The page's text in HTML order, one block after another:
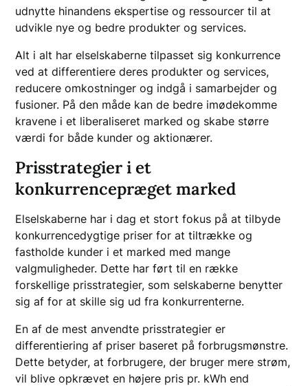
udnytte hinandens ekspertise og ressourcer til at
udvikle nye og bedre produkter og services.
Alt i alt har elselskaberne tilpasset sig konkurrence
ved at differentiere deres produkter og services,
reducere omkostninger og indgå i samarbejder og
fusioner. På den måde kan de bedre imødekomme
kravene i et liberaliseret marked og skabe større
værdi for både kunder og aktionærer.
Prisstrategier i et
konkurrencepræget marked
Elselskaberne har i dag et stort fokus på at tilbyde
konkurrencedygtige priser for at tiltrække og
fastholde kunder i et marked med mange
valgmuligheder. Dette har ført til en række
forskellige prisstrategier, som selskaberne benytter
sig af for at skille sig ud fra konkurrenterne.
En af de mest anvendte prisstrategier er
differentiering af priser baseret på forbrugsmønstre.
Dette betyder, at forbrugere, der bruger mere strøm,
vil blive opkrævet en højere pris pr. kWh end